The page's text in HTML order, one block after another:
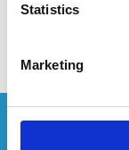
Statistics
Marketing
Afficher le
Vous